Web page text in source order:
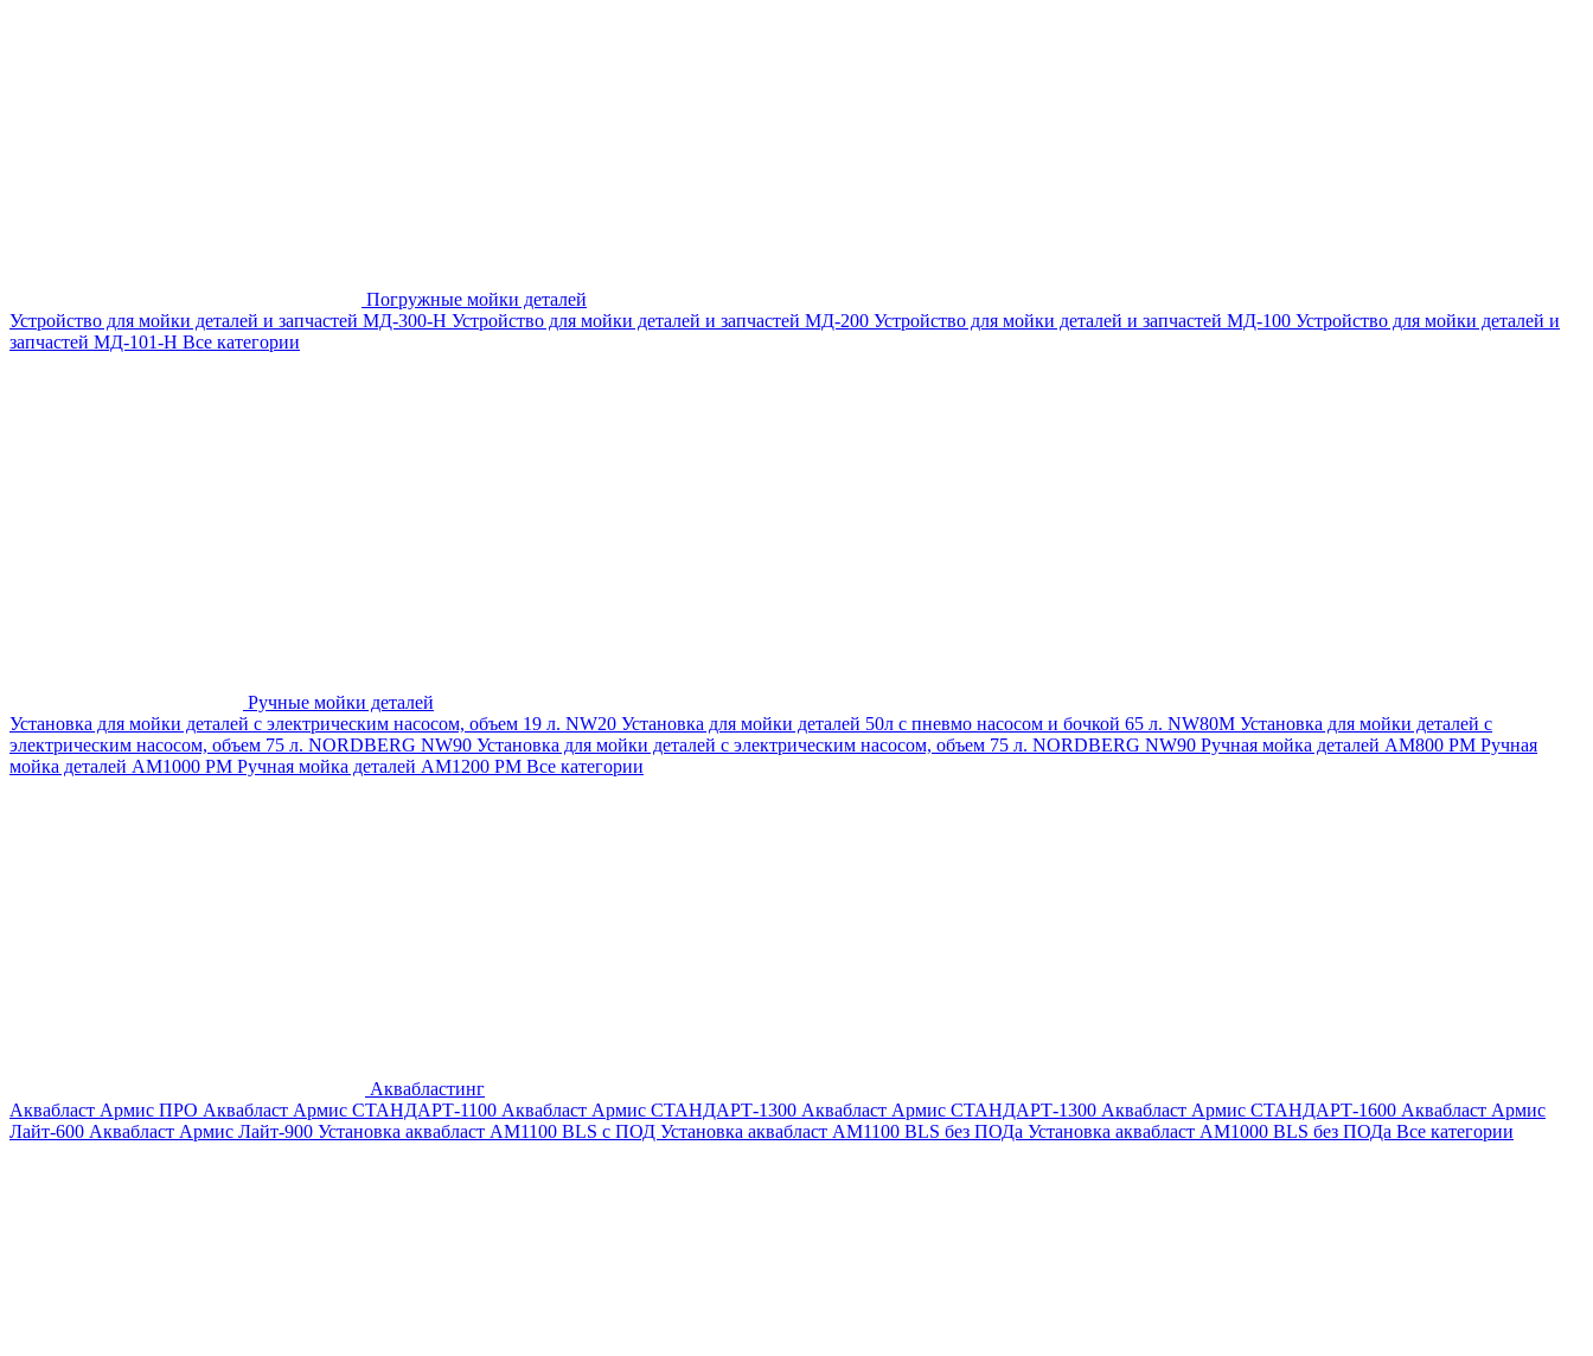
Погружные мойки деталей
Устройство для мойки деталей и запчастей МД-300-H Устройство для мойки деталей и запчастей МД-200 Устройство для мойки деталей и запчастей МД-100 Устройство для мойки деталей и
запчастей МД-101-Н Все категории
Ручные мойки деталей
Установка для мойки деталей с электрическим насосом, объем 19 л. NW20 Установка для мойки деталей 50л с пневмо насосом и бочкой 65 л. NW80M Установка для мойки деталей с
электрическим насосом, объем 75 л. NORDBERG NW90 Установка для мойки деталей с электрическим насосом, объем 75 л. NORDBERG NW90 Ручная мойка деталей АМ800 РМ Ручная
мойка деталей АМ1000 РМ Ручная мойка деталей АМ1200 РМ Все категории
Аквабластинг
Аквабласт Армис ПРО Аквабласт Армис СТАНДАРТ-1100 Аквабласт Армис СТАНДАРТ-1300 Аквабласт Армис СТАНДАРТ-1300 Аквабласт Армис СТАНДАРТ-1600 Аквабласт Армис
Лайт-600 Аквабласт Армис Лайт-900 Установка аквабласт AM1100 BLS с ПОД Установка аквабласт AM1100 BLS без ПОДа Установка аквабласт AM1000 BLS без ПОДа Все категории